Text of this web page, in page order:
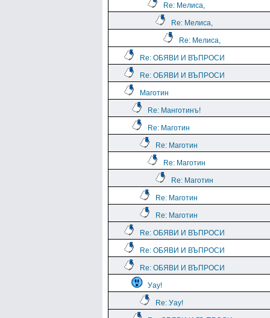
Re: Мелиса,
Re: Мелиса,
Re: Мелиса,
Re: ОБЯВИ И ВЪПРОСИ
Re: ОБЯВИ И ВЪПРОСИ
Маготин
Re: Манготинъ!
Re: Маготин
Re: Маготин
Re: Маготин
Re: Маготин
Re: Маготин
Re: Маготин
Re: ОБЯВИ И ВЪПРОСИ
Re: ОБЯВИ И ВЪПРОСИ
Re: ОБЯВИ И ВЪПРОСИ
Уау!
Re: Уау!